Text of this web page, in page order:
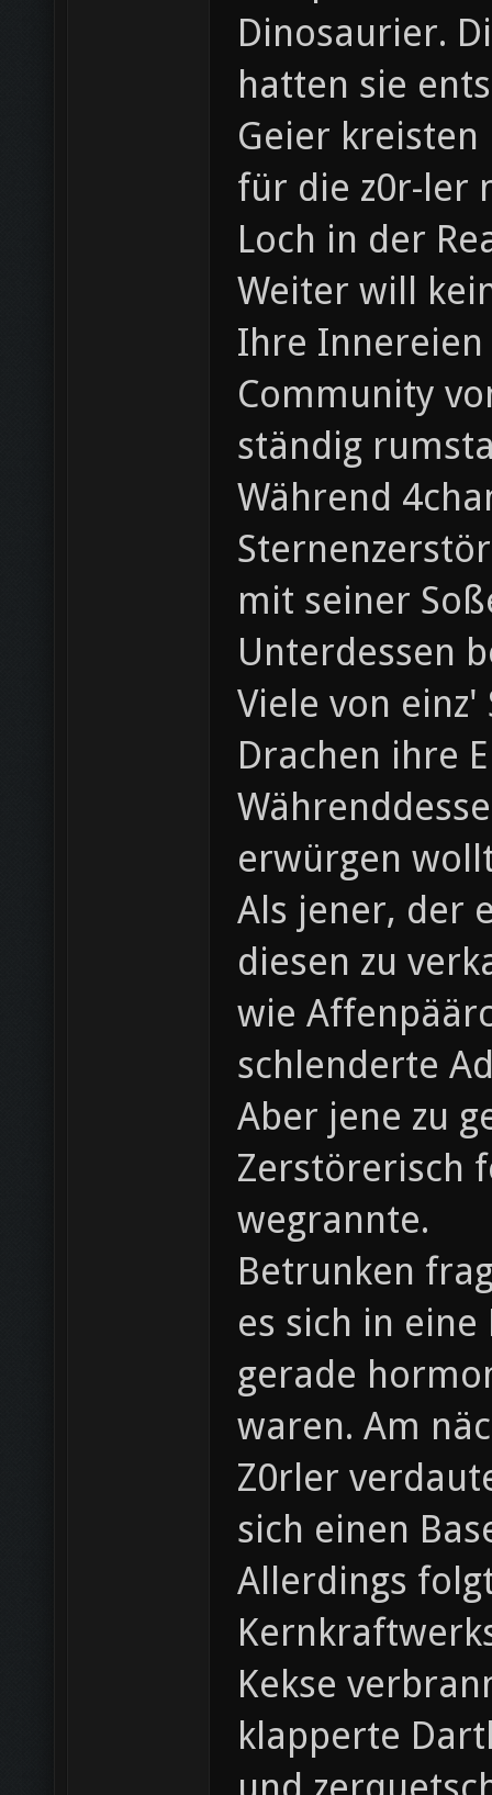
Dinosaurier.
hatten sie
Geier
für die z0r-ler
Loch in der
Weiter will
Ihre Innereien
Community
ständig
Während
mit seiner
Unterdessen
Viele von
Drachen ihre
erwürgen
Als jener, der
diesen zu
wie
schlenderte
Aber jene zu
Zerstörerisch
wegrannte.
Betrunken
es sich in
gerade
waren. Am
Z0rler
sich einen
Allerdings
Kekse
klapperte